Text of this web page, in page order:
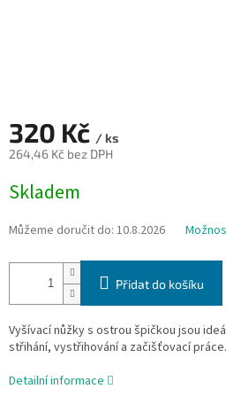
320 Kč / ks
264,46 Kč bez DPH
cena:
Skladem
Můžeme doručit do: 10.8.2026
Přidat do košíku
Vyšívací nůžky s ostrou špičkou jsou
střihání, vystřihování a začišťovací
Detailní informace